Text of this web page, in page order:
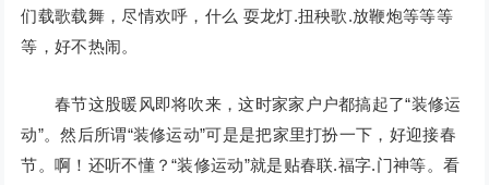
们载歌载舞，尽情欢呼，什么 耍龙灯.扭秧歌.放鞭炮等等等
等，好不热闹。
春节这股暖风即将吹来，这时家家户户都搞起了“装修运
动”。然后所谓“装修运动”可是是把家里打扮一下，好迎接春
节。啊！还听不懂？“装修运动”就是贴春联.福字.门神等。看